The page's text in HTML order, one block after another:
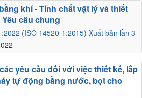
(ISO 14520-1:2015) Xuất bản lần 3
khí - Tính chất vật lý và thiết
cầu chung
yêu cầu đối với việc thiết kế, lắp
tự động bằng nước, bọt cho